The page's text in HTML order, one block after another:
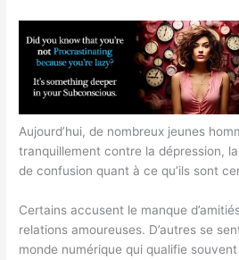
Aujourd’hui, de nombreux jeunes
tranquillement contre la dépression,
de confusion quant à ce qu’ils sont
Certains accusent le manque
relations amoureuses. D’autres se
monde numérique qui qualifie